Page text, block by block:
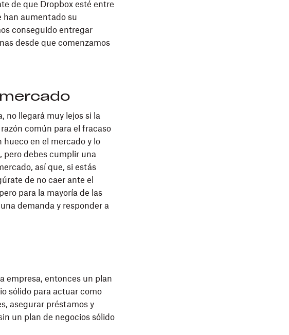
de que Dropbox esté entre
han aumentado su
conseguido entregar
desde que comenzamos
no llegará muy lejos si la
común para el fracaso
hueco en el mercado y lo
pero debes cumplir una
así que, si estás
de no caer ante el
para la mayoría de las
demanda y responder a
empresa, entonces un plan
sólido para actuar como
asegurar préstamos y
un plan de negocios sólido